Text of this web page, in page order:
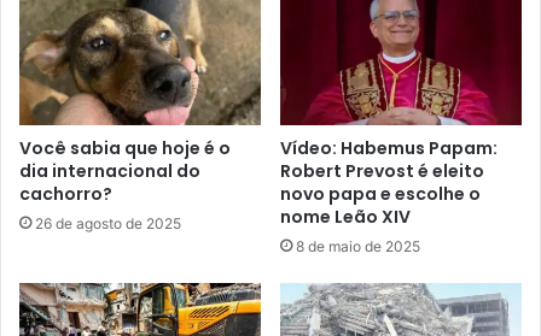
Você sabia que hoje é o
dia internacional do
cachorro?
26 de agosto de 2025
Vídeo: Habemus Papam:
Robert Prevost é eleito
novo papa e escolhe o
nome Leão XIV
8 de maio de 2025